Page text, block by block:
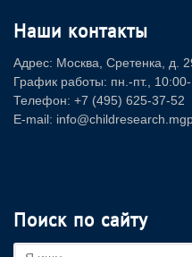
Наши контакты
Адрес: Москва, Сретенка, д.
График работы: пн.-пт.,
Телефон: +7 (495) 625-37-52
E-mail:
Поиск по сайту